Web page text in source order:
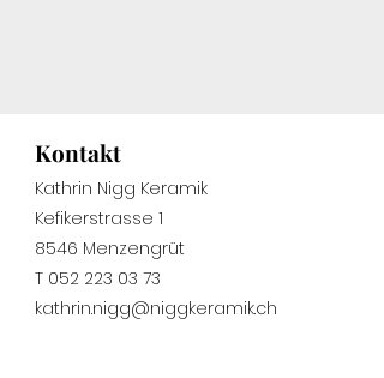
Kontakt
Kathrin Nigg Keramik
Kefikerstrasse 1
8546 Menzengrüt
T 052 223 03 73
kathrin.nigg@niggkeramik.ch